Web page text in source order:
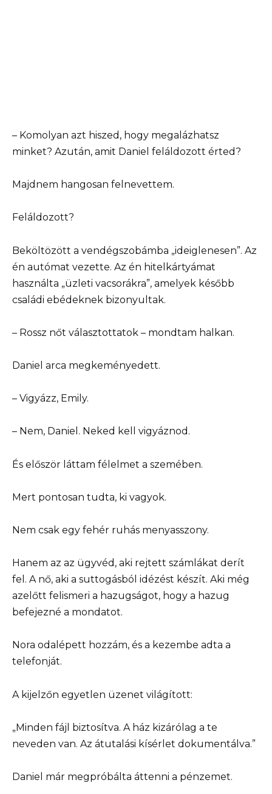
– Komolyan azt hiszed, hogy megalázhatsz
minket? Azután, amit Daniel feláldozott érted?
Majdnem hangosan felnevettem.
Feláldozott?
Beköltözött a vendégszobámba „ideiglenesen”. Az
én autómat vezette. Az én hitelkártyámat
használta „üzleti vacsorákra”, amelyek később
családi ebédeknek bizonyultak.
– Rossz nőt választottatok – mondtam halkan.
Daniel arca megkeményedett.
– Vigyázz, Emily.
– Nem, Daniel. Neked kell vigyáznod.
És először láttam félelmet a szemében.
Mert pontosan tudta, ki vagyok.
Nem csak egy fehér ruhás menyasszony.
Hanem az az ügyvéd, aki rejtett számlákat derít
fel. A nő, aki a suttogásból idézést készít. Aki még
azelőtt felismeri a hazugságot, hogy a hazug
befejezné a mondatot.
Nora odalépett hozzám, és a kezembe adta a
telefonját.
A kijelzőn egyetlen üzenet világított:
„Minden fájl biztosítva. A ház kizárólag a te
neveden van. Az átutalási kísérlet dokumentálva.”
Daniel már megpróbálta áttenni a pénzemet.